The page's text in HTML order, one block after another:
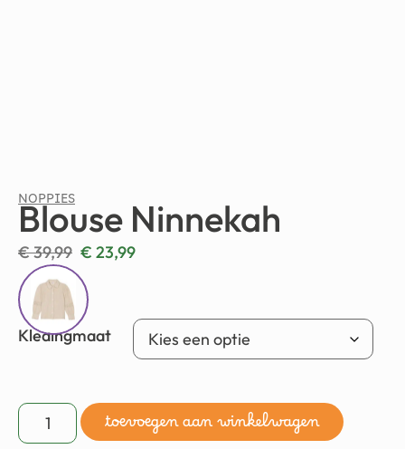
NOPPIES
Blouse Ninnekah
€39,99 € 23,99
Kledingmaat
toevoegen aan winkelwagen